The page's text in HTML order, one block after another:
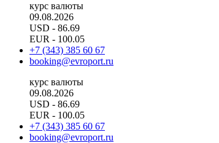
курс валюты
09.08.2026
USD - 86.69
EUR - 100.05
+7 (343) 385 60 67
booking@evroport.ru
курс валюты
09.08.2026
USD - 86.69
EUR - 100.05
+7 (343) 385 60 67
booking@evroport.ru